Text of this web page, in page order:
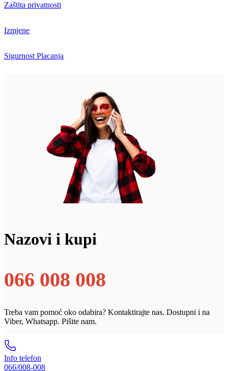
Zaštita privatnosti
Izmjene
Sigurnost Placanja
Nazovi i kupi
066 008 008
Treba vam pomoć oko odabira? Kontaktirajte nas. Dostupni i na
Viber, Whatsapp. Pišite nam.
Info telefon
066/008-008